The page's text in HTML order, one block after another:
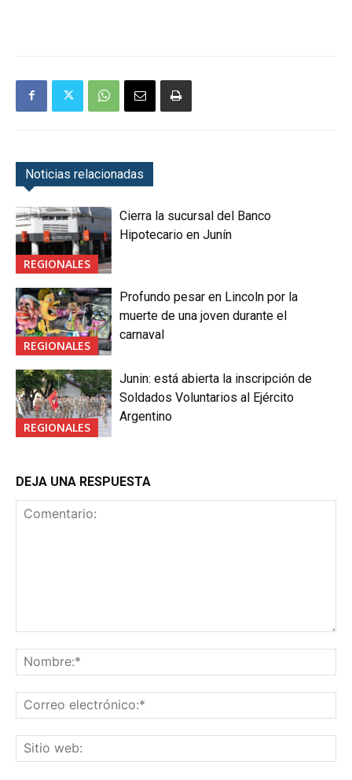
Noticias relacionadas
REGIONALES
Cierra la sucursal del Banco
Hipotecario en Junín
REGIONALES
Profundo pesar en Lincoln por la
muerte de una joven durante el
carnaval
REGIONALES
Junin: está abierta la inscripción de
Soldados Voluntarios al Ejército
Argentino
DEJA UNA RESPUESTA